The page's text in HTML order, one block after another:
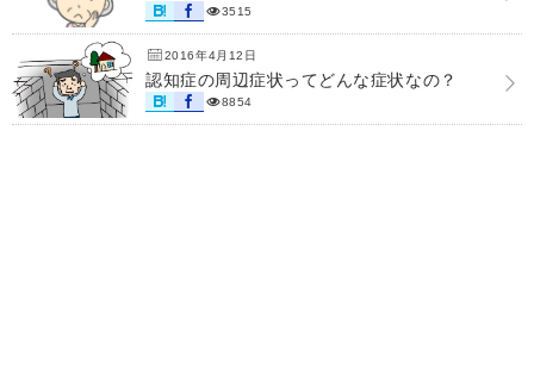
3515
2016年4月12日
認知症の周辺症状ってどんな症状なの？
8854